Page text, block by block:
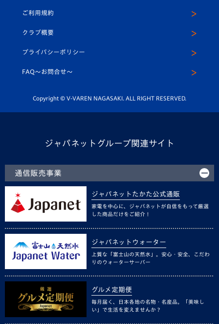
平和祈念活動
ホームタウン活動
スクール
ヴィヴィくんインスタグラム
公式LINE＠
ご利用規約
クラブ概要
プライバシーポリシー
FAQ〜お問合せ〜
Copyright © V-VAREN NAGASAKI. ALL RIGHT RESERVED.
ジャパネットグループ関連サイト
通信販売事業
ジャパネットたかた公式通販
家電を中心に、ジャパネットが自信をもって厳選
した商品だけをご紹介！
ジャパネットウォーター
上質な「富士山の天然水」。安心・安全、こだわ
りのウォーターサーバー
グルメ定期便
毎月届く、日本各地の名物・名産品。「美味し
い」で生活を変えませんか？